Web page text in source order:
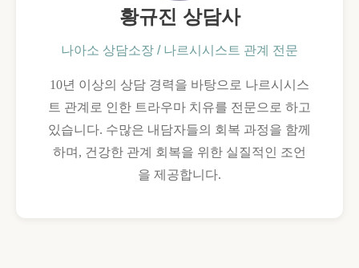
황규진 상담사
나아소 상담소장 / 나르시시스트 관계 전문
10년 이상의 상담 경력을 바탕으로 나르시시스
트 관계로 인한 트라우마 치유를 전문으로 하고
있습니다. 수많은 내담자들의 회복 과정을 함께
하며, 건강한 관계 회복을 위한 실질적인 조언
을 제공합니다.